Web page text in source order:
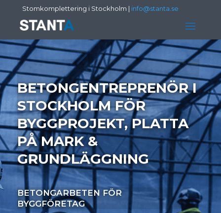
Stomkomplettering i Stockholm | info@stanta.se
BETONGENTREPRENÖR I
STOCKHOLM FÖR
BYGGPROJEKT, PLATTA
PÅ MARK &
GRUNDLÄGGNING
BETONGARBETEN FÖR
BYGGFÖRETAG